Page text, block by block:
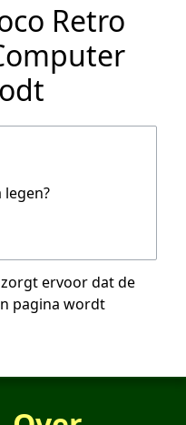
Retro
legen?
ervoor dat de
pagina wordt